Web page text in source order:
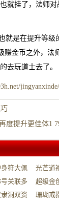
就挂了，法师
就是在提升等
赚金币之外，
去玩道士去了。
度提升更佳体1
符大佩
…
光芒道
战…
关联多
…
超级金
带…
洞双资
珊瑚戒